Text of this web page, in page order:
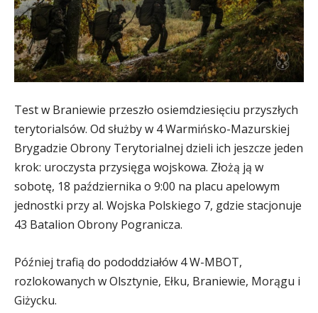
Test w Braniewie przeszło osiemdziesięciu przyszłych
terytorialsów. Od służby w 4 Warmińsko-Mazurskiej
Brygadzie Obrony Terytorialnej dzieli ich jeszcze jeden
krok: uroczysta przysięga wojskowa. Złożą ją w
sobotę, 18 października o 9:00 na placu apelowym
jednostki przy al. Wojska Polskiego 7, gdzie stacjonuje
43 Batalion Obrony Pogranicza.
Później trafią do pododdziałów 4 W-MBOT,
rozlokowanych w Olsztynie, Ełku, Braniewie, Morągu i
Giżycku.